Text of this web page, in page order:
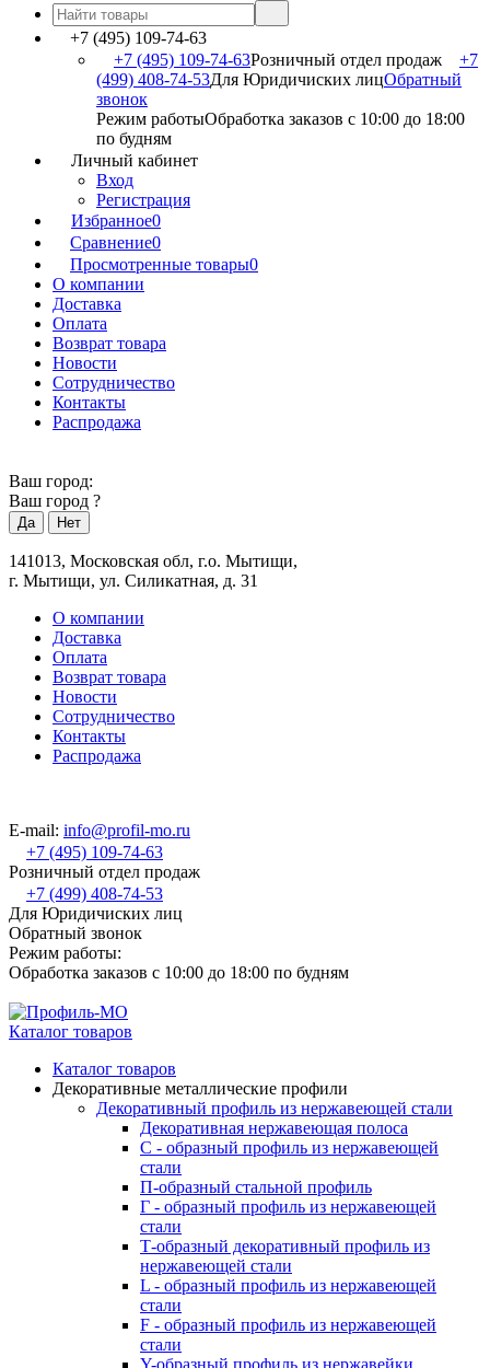
+7 (495) 109-74-63
+7 (495) 109-74-63Розничный отдел продаж
+7
(499) 408-74-53Для Юридичиских лицОбратный
звонок
Режим работыОбработка заказов с 10:00 до 18:00
по будням
Личный кабинет
Вход
Регистрация
Избранное0
Сравнение0
Просмотренные товары0
О компании
Доставка
Оплата
Возврат товара
Новости
Сотрудничество
Контакты
Распродажа
Ваш город:
Ваш город ?
141013, Московская обл, г.о. Мытищи,
г. Мытищи, ул. Силикатная, д. 31
О компании
Доставка
Оплата
Возврат товара
Новости
Сотрудничество
Контакты
Распродажа
E-mail: info@profil-mo.ru
+7 (495) 109-74-63
Розничный отдел продаж
+7 (499) 408-74-53
Для Юридичиских лиц
Обратный звонок
Режим работы:
Обработка заказов с 10:00 до 18:00 по будням
Каталог товаров
Каталог товаров
Декоративные металлические профили
Декоративный профиль из нержавеющей стали
Декоративная нержавеющая полоса
С - образный профиль из нержавеющей
стали
П-образный стальной профиль
Г - образный профиль из нержавеющей
стали
Т-образный декоративный профиль из
нержавеющей стали
L - образный профиль из нержавеющей
стали
F - образный профиль из нержавеющей
стали
Y-образный профиль из нержавейки